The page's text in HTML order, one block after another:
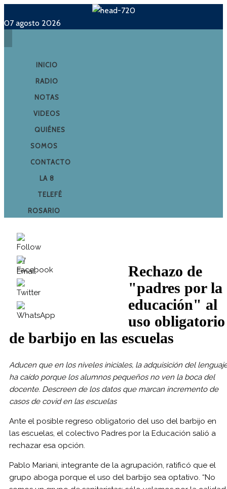
07 agosto 2026
INICIO
RADIO
NOTAS
VIDEOS
QUIÉNES
SOMOS
CONTACTO
LA 8
TELEFÉ
ROSARIO
Rechazo de
"padres por la
educación" al
uso obligatorio
de barbijo en las escuelas
Aducen que en los niveles iniciales, la adquisición del
ha caído porque los alumnos pequeños no ven la boca del
docente. Descreen de los datos que marcan incremento de
casos de covid en las escuelas
Ante el posible regreso obligatorio del uso del barbijo en
las escuelas, el colectivo Padres por la Educación salió a
rechazar esa opción.
Pablo Mariani, integrante de la agrupación, ratificó que el
grupo aboga porque el uso del barbijo sea optativo. “No